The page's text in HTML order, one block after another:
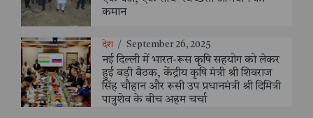
कमान
देश / September 26, 2025
नई दिल्ली में भारत-रूस कृषि सहयोग को लेकर
हुई बड़ी बैठक, केंद्रीय कृषि मंत्री श्री शिवराज
सिंह चौहान और रूसी उप प्रधानमंत्री श्री दिमित्री
पात्रुशेव के बीच अहम चर्चा